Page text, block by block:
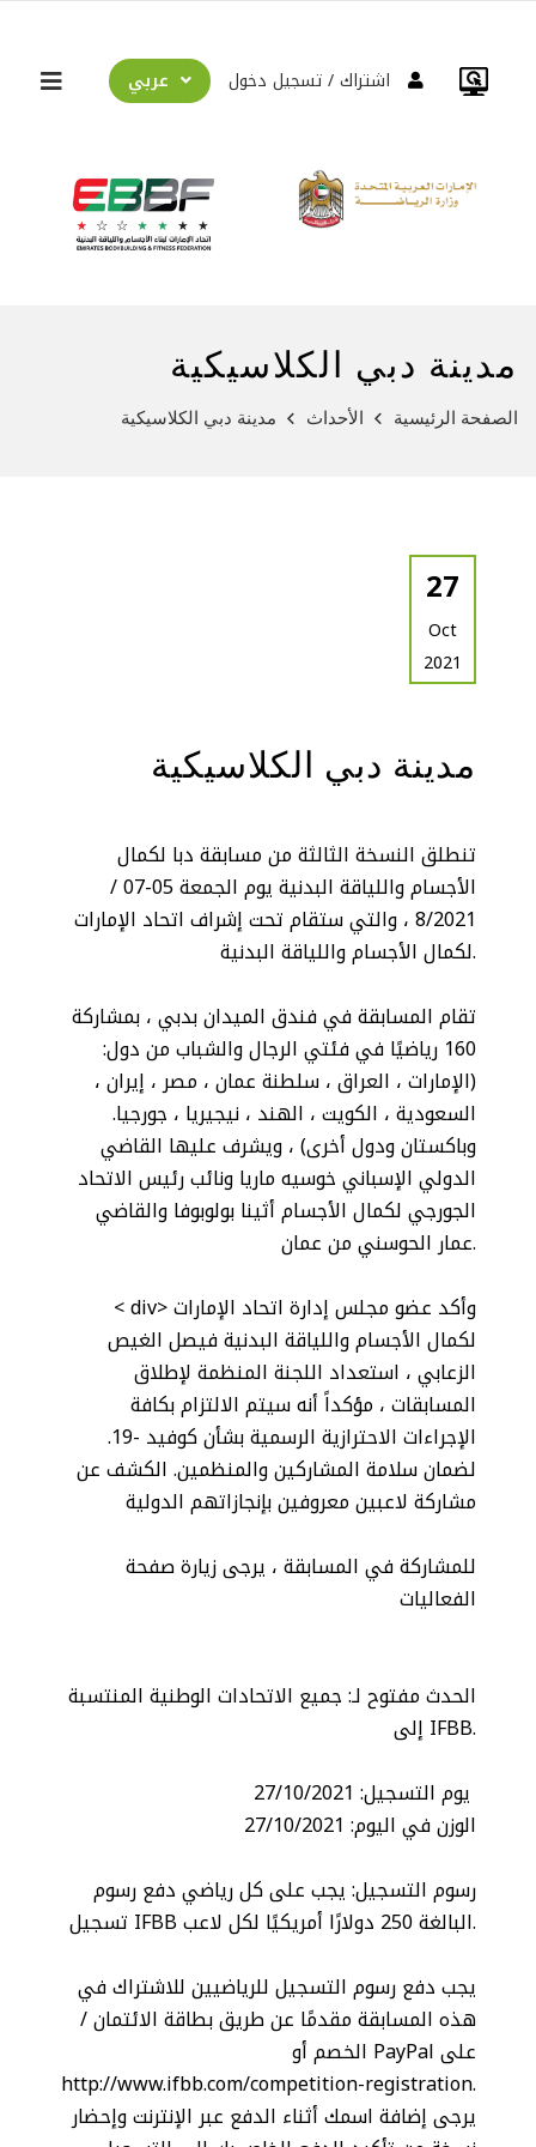
عربي تسجيل دخول اشتراك
مدينة دبي الكلاسيكية
مدينة دبي الكلاسيكية الأحداث الصفحة الرئيسية
27
Oct
2021
مدينة دبي الكلاسيكية
تنطلق النسخة الثالثة من مسابقة دبا لكمال
الأجسام واللياقة البدنية يوم الجمعة 05-07 /
8/2021 ، والتي ستقام تحت إشراف اتحاد الإمارات
لكمال الأجسام واللياقة البدنية.
تقام المسابقة في فندق الميدان بدبي ، بمشاركة
160 رياضيًا في فئتي الرجال والشباب من دول:
(الإمارات ، العراق ، سلطنة عمان ، مصر ، إيران ،
السعودية ، الكويت ، الهند ، نيجيريا ، جورجيا.
وباكستان ودول أخرى) ، ويشرف عليها القاضي
الدولي الإسباني خوسيه ماريا ونائب رئيس الاتحاد
الجورجي لكمال الأجسام أثينا بولوبوفا والقاضي
عمار الحوسني من عمان.
< div> وأكد عضو مجلس إدارة اتحاد الإمارات
لكمال الأجسام واللياقة البدنية فيصل الغيص
الزعابي ، استعداد اللجنة المنظمة لإطلاق
المسابقات ، مؤكداً أنه سيتم الالتزام بكافة
الإجراءات الاحترازية الرسمية بشأن كوفيد -19.
لضمان سلامة المشاركين والمنظمين. الكشف عن
مشاركة لاعبين معروفين بإنجازاتهم الدولية
للمشاركة في المسابقة ، يرجى زيارة صفحة
الفعاليات
الحدث مفتوح لـ: جميع الاتحادات الوطنية المنتسبة
إلى IFBB.
الوزن في اليوم: 27/10/2021
رسوم التسجيل: يجب على كل رياضي دفع رسوم
تسجيل IFBB البالغة 250 دولارًا أمريكيًا لكل لاعب.
يجب دفع رسوم التسجيل للرياضيين للاشتراك في
هذه المسابقة مقدمًا عن طريق بطاقة الائتمان /
الخصم أو PayPal على
http://www.ifbb.com/competition-registration.
يرجى إضافة اسمك أثناء الدفع عبر الإنترنت وإحضار